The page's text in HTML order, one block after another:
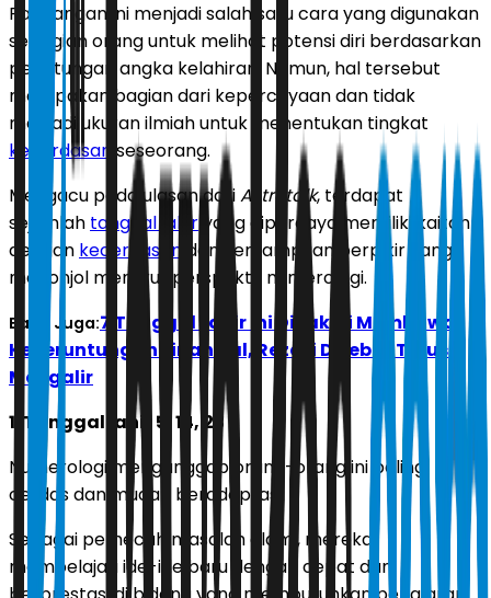
Pandangan ini menjadi salah satu cara yang digunakan
sebagian orang untuk melihat potensi diri berdasarkan
perhitungan angka kelahiran. Namun, hal tersebut
merupakan bagian dari kepercayaan dan tidak
menjadi ukuran ilmiah untuk menentukan tingkat
kecerdasan seseorang.
Mengacu pada ulasan dariAstrotalk, terdapat
sejumlah tanggal lahiryang dipercaya memiliki kaitan
dengan kecerdasan dan kemampuan berpikir yang
menonjol menurut perspektif numerologi.
Baca Juga:7 Tanggal Lahir Ini Diyakini Membawa
Keberuntungan Finansial, Rezeki Disebut Terus
Mengalir
1. Tanggal lahir 5, 14, 23
Numerologi menganggap orang-orang ini paling
cerdas dan mudah beradaptasi.
Sebagai pemecah masalah alami, mereka
mempelajari ide-ide baru dengan cepat dan